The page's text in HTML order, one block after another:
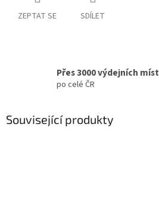
ZEPTAT SE SDÍLET
Přes 3000 výdejních míst
po celé ČR
Související produkty